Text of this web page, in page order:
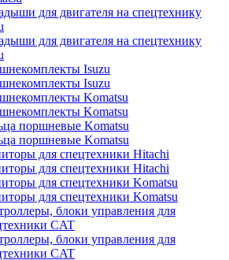
для двигателя на спецтехнику
для двигателя на спецтехнику
Isuzu
Isuzu
Komatsu
Komatsu
поршневые Komatsu
поршневые Komatsu
для спецтехники Hitachi
для спецтехники Hitachi
для спецтехники Komatsu
для спецтехники Komatsu
блоки управления для
CAT
блоки управления для
CAT